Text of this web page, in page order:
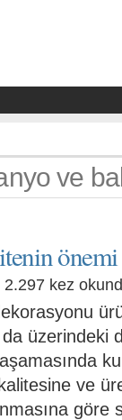
ve
önemi
| 2.297 kez
üzerindeki
ve
göre